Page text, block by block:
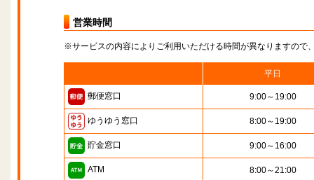
営業時間
※サービスの内容によりご利用いただける時間が異なりますので
平日
郵便窓口 9:00～19:00
ゆうゆう窓口 8:00～19:00
貯金窓口 9:00～16:00
ATM 8:00～21:00